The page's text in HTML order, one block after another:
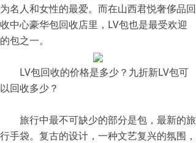
为名人和女性的最爱。而在山西君悦奢侈品回
收中心豪华包回收店里，LV包也是最受欢迎
的包之一。
LV包回收的价格是多少？九折新LV包可
以回收多少？
旅行中最不可缺少的部分是包，最新的旅
行手袋。复古的设计，一种文艺复兴的氛围，